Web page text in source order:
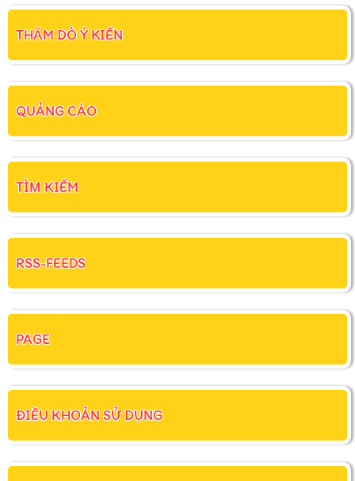
THĂM DÒ Ý KIẾN
QUẢNG CÁO
TÌM KIẾM
RSS-FEEDS
PAGE
ĐIỀU KHOẢN SỬ DỤNG